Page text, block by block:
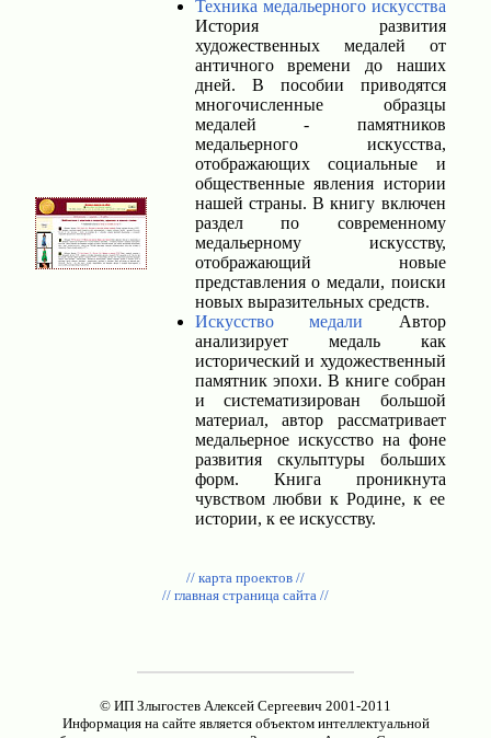
Техника медальерного искусства
История развития
художественных медалей от
античного времени до наших
дней. В пособии приводятся
многочисленные образцы
медалей - памятников
медальерного искусства,
отображающих социальные и
общественные явления истории
нашей страны. В книгу включен
раздел по современному
медальерному искусству,
отображающий новые
представления о медали, поиски
новых выразительных средств.
Искусство медали Автор
анализирует медаль как
исторический и художественный
памятник эпохи. В книге собран
и систематизирован большой
материал, автор рассматривает
медальерное искусство на фоне
развития скульптуры больших
форм. Книга проникнута
чувством любви к Родине, к ее
истории, к ее искусству.
// карта проектов //
// главная страница сайта //
© ИП Злыгостев Алексей Сергеевич 2001-2011
Информация на сайте является объектом интеллектуальной